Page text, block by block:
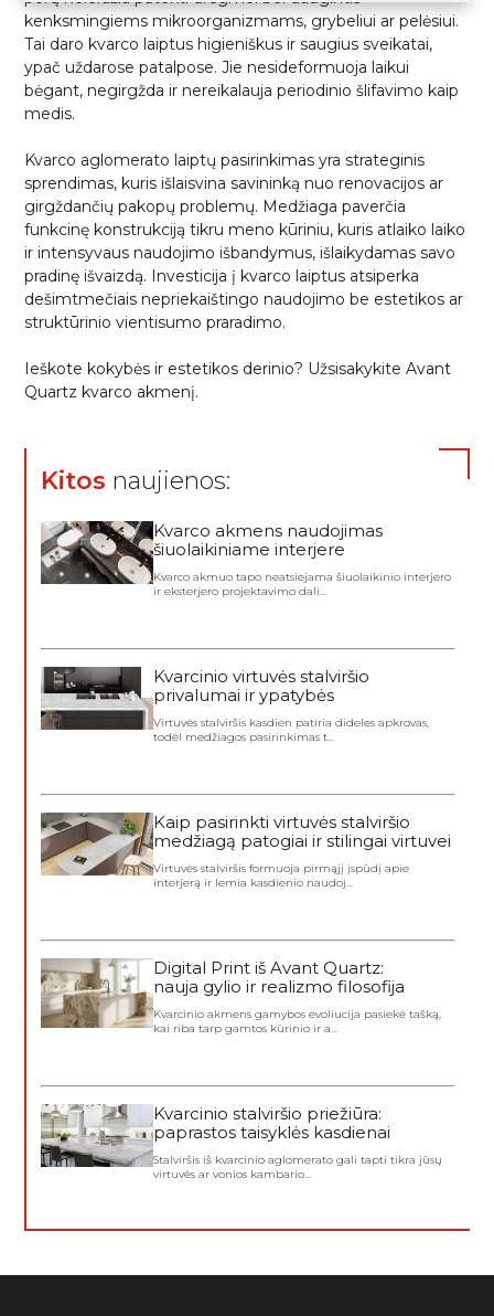
kenksmingiems mikroorganizmams, grybeliui ar pelėsiui.
Tai daro kvarco laiptus higieniškus ir saugius sveikatai,
ypač uždarose patalpose. Jie nesideformuoja laikui
bėgant, negirgžda ir nereikalauja periodinio šlifavimo kaip
medis.
Kvarco aglomerato laiptų pasirinkimas yra strateginis
sprendimas, kuris išlaisvina savininką nuo renovacijos ar
girgždančių pakopų problemų. Medžiaga paverčia
funkcinę konstrukciją tikru meno kūriniu, kuris atlaiko laiko
ir intensyvaus naudojimo išbandymus, išlaikydamas savo
pradinę išvaizdą. Investicija į kvarco laiptus atsiperka
dešimtmečiais nepriekaištingo naudojimo be estetikos ar
struktūrinio vientisumo praradimo.
Ieškote kokybės ir estetikos derinio? Užsisakykite Avant
Quartz kvarco akmenį.
Kitos naujienos:
Kvarco akmens naudojimas
šiuolaikiniame interjere
Kvarco akmuo tapo neatsiejama šiuolaikinio interjero
ir eksterjero projektavimo dali...
Kvarcinio virtuvės stalviršio
privalumai ir ypatybės
Virtuvės stalviršis kasdien patiria dideles apkrovas,
todėl medžiagos pasirinkimas t...
Kaip pasirinkti virtuvės stalviršio
medžiagą patogiai ir stilingai virtuvei
Virtuvės stalviršis formuoja pirmąjį įspūdį apie
interjerą ir lemia kasdienio naudoj...
Digital Print iš Avant Quartz:
nauja gylio ir realizmo filosofija
Kvarcinio akmens gamybos evoliucija pasiekė tašką,
kai riba tarp gamtos kūrinio ir a...
Kvarcinio stalviršio priežiūra:
paprastos taisyklės kasdienai
Stalviršis iš kvarcinio aglomerato gali tapti tikra jūsų
virtuvės ar vonios kambario...